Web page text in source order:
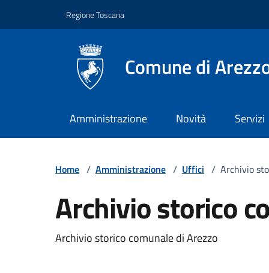
Regione Toscana
Comune di
Amministrazione Novità Servizi
Home / Amministrazione / Uffici / Archivio
Archivio storico
Archivio storico comunale di Arezzo